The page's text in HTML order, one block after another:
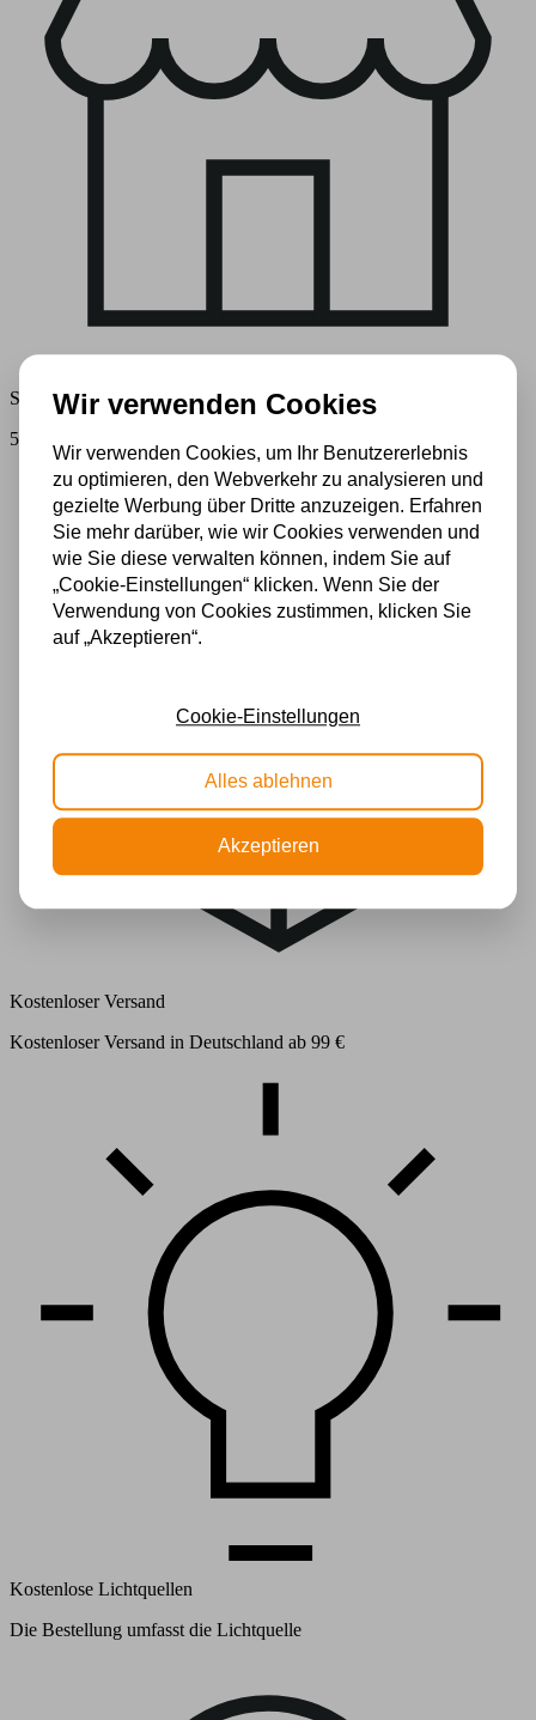
Stimmungsvoller Showroom
500 m2 großes Lampengeschäft in Rijssen
Kostenloser Versand
Kostenloser Versand in Deutschland ab 99 €
Kostenlose Lichtquellen
Die Bestellung umfasst die Lichtquelle
Wir verwenden Cookies
Wir verwenden Cookies, um Ihr Benutzererlebnis
zu optimieren, den Webverkehr zu analysieren und
gezielte Werbung über Dritte anzuzeigen. Erfahren
Sie mehr darüber, wie wir Cookies verwenden und
wie Sie diese verwalten können, indem Sie auf
„Cookie-Einstellungen“ klicken. Wenn Sie der
Verwendung von Cookies zustimmen, klicken Sie
auf „Akzeptieren“.
Cookie-Einstellungen
Alles ablehnen
Akzeptieren